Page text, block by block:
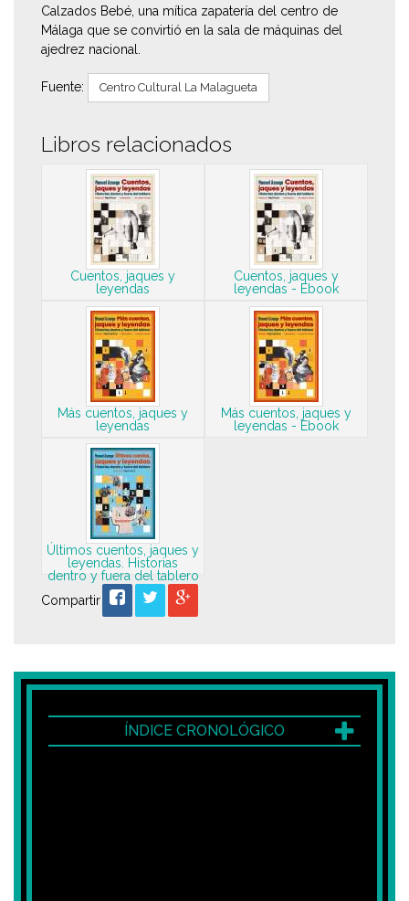
Calzados Bebé, una mítica zapatería del centro de
Málaga que se convirtió en la sala de máquinas del
ajedrez nacional.
Fuente: Centro Cultural La Malagueta
Libros relacionados
Cuentos, jaques y
leyendas
Cuentos, jaques y
leyendas - Ebook
Más cuentos, jaques y
leyendas
Más cuentos, jaques y
leyendas - Ebook
Últimos cuentos, jaques y
leyendas. Historias
dentro y fuera del tablero
Compartir
ÍNDICE CRONOLÓGICO